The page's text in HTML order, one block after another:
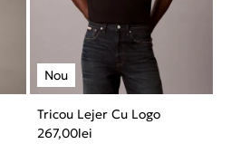
Tricou Lejer Cu Logo
267,00lei